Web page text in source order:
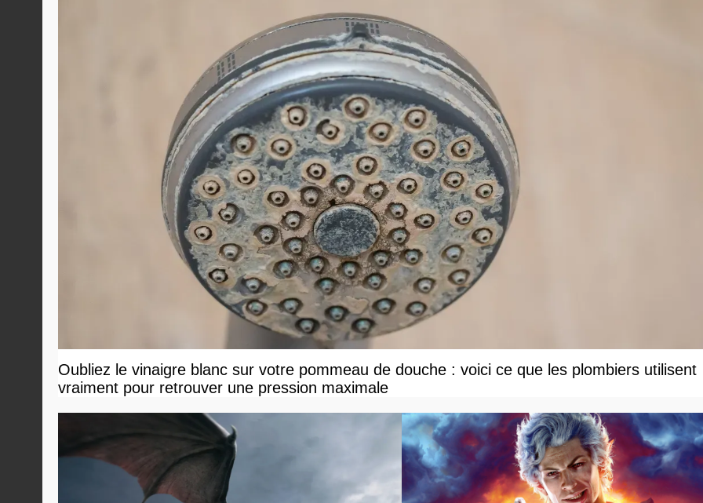
Oubliez le vinaigre blanc sur votre pommeau de douche : voici ce que les plombiers utilisent
vraiment pour retrouver une pression maximale